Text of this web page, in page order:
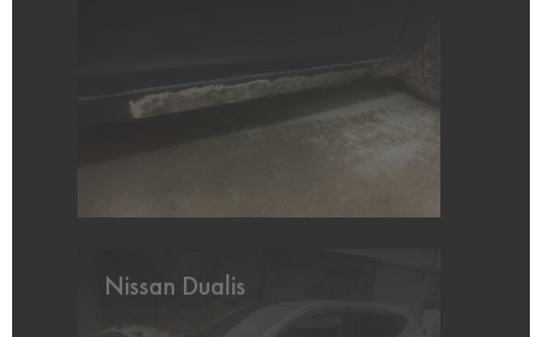
Nissan Dualis